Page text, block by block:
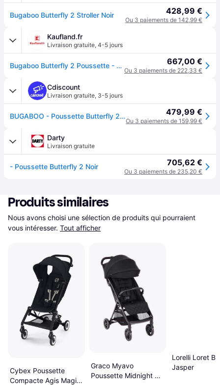
Bugaboo Butterfly 2 Stroller Noir 428,99 €
Ou 3 paiements de 142,99 €
Kaufland.fr
Livraison gratuite, 4-5 jours
Bugaboo Butterfly 2 Poussette - Heritage Black | Poussette pliable 667,00 €
Ou 3 paiements de 222,33 €
Cdiscount
Livraison gratuite, 3-5 jours
BUGABOO - Poussette Butterfly 2 Noir 479,99 €
Ou 3 paiements de 159,99 €
Darty
Livraison gratuite
- Poussette Butterfly 2 Noir 705,62 €
Ou 3 paiements de 235,20 €
Produits similaires
Nous avons choisi une sélection de produits qui pourraient
vous intéresser. Tout afficher
Cybex Poussette
Compacte Agis Magic
Graco Myavo
Poussette Midnight De
Lorelli Loret
Jasper